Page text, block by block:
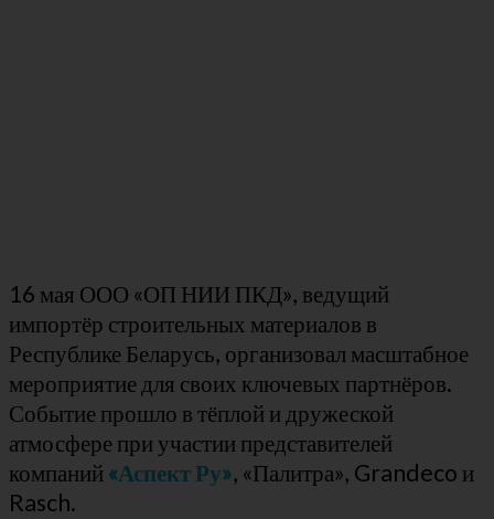
16 мая ООО «ОП НИИ ПКД», ведущий
импортёр строительных материалов в
Республике Беларусь, организовал масштабное
мероприятие для своих ключевых партнёров.
Событие прошло в тёплой и дружеской
атмосфере при участии представителей
компаний «Аспект Ру», «Палитра», Grandeco и
Rasch.